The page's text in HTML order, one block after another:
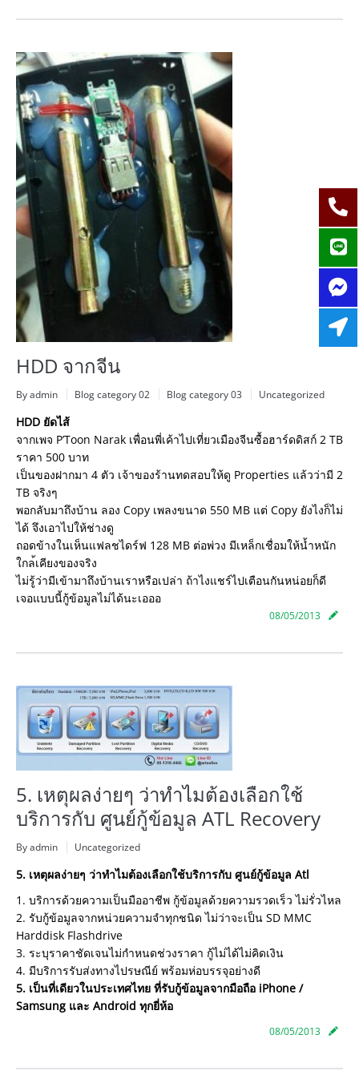
HDD จากจีน
By admin Blog category 02 Blog category 03 Uncategorized
HDD ยัดไส้
จากเพจ P’Toon Narak เพื่อนพี่เค้าไปเที่ยวเมืองจีนซื้อฮาร์ดดิสก์ 2 TB
ราคา 500 บาท
เป็นของฝากมา 4 ตัว เจ้าของร้านทดสอบให้ดู Properties แล้วว่ามี 2
TB จริงๆ
พอกลับมาถึงบ้าน ลอง Copy เพลงขนาด 550 MB แต่ Copy ยังไงก็ไม่
ได้ จึงเอาไปให้ช่างดู
ถอดข้างในเห็นแฟลชไดร์ฟ 128 MB ต่อพ่วง มีเหล็กเชื่อมให้น้ำหนัก
ใกล้เคียงของจริง
ไม่รู้ว่ามีเข้ามาถึงบ้านเราหรือเปล่า ถ้าไงแชร์ไปเตือนกันหน่อยก็ดี
เจอแบบนี้กู้ข้อมูลไม่ได้นะเอออ
08/05/2013
5. เหตุผลง่ายๆ ว่าทำไมต้องเลือกใช้
บริการกับ ศูนย์กู้ข้อมูล ATL Recovery
By admin Uncategorized
5. เหตุผลง่ายๆ ว่าทำไมต้องเลือกใช้บริการกับ ศูนย์กู้ข้อมูล Atl
1. บริการด้วยความเป็นมืออาชีพ กู้ข้อมูลด้วยความรวดเร็ว ไม่รั่วไหล
2. รับกู้ข้อมูลจากหน่วยความจำทุกชนิด ไม่ว่าจะเป็น SD MMC
Harddisk Flashdrive
3. ระบุราคาชัดเจนไม่กำหนดช่วงราคา กู้ไม่ได้ไม่คิดเงิน
4. มีบริการรับส่งทางไปรษณีย์ พร้อมห่อบรรจุอย่างดี
5. เป็นที่เดียวในประเทศไทย ที่รับกู้ข้อมูลจากมือถือ iPhone /
Samsung และ Android ทุกยี่ห้อ
08/05/2013